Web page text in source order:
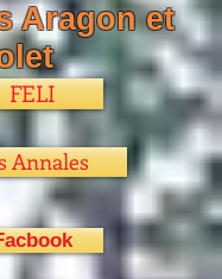
Aragon et
FELI
Annales